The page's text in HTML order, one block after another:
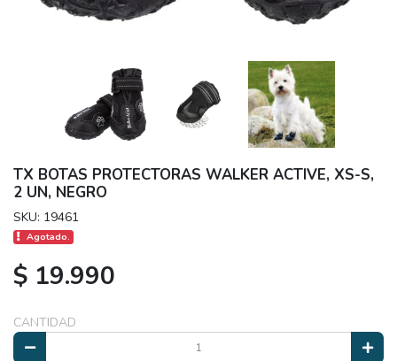
TX BOTAS PROTECTORAS WALKER ACTIVE, XS-S,
2 UN, NEGRO
SKU: 19461
Agotado.
$ 19.990
CANTIDAD